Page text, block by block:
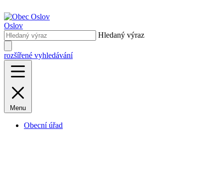
Oslov
Hledaný výraz
rozšířené vyhledávání
Menu
Obecní úřad